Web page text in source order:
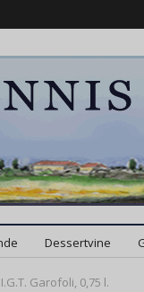
Dessertvine
Garofoli, 0,75 l.